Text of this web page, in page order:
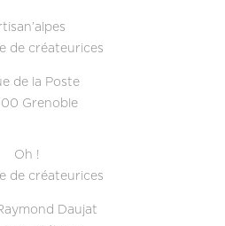
de créateurices
de la Poste
Grenoble
Oh !
de créateurices
Daujat